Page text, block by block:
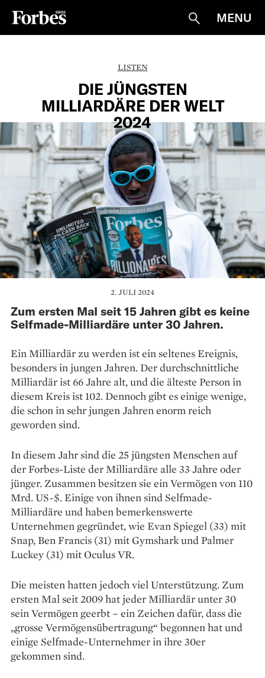
Suche
MENU
LISTEN
DIE JÜNGSTEN
MILLIARDÄRE DER WELT
2024
2. JULI 2024
Zum ersten Mal seit 15 Jahren gibt es keine
Selfmade-Milliardäre unter 30 Jahren.
Ein Milliardär zu werden ist ein seltenes Ereignis,
besonders in jungen Jahren. Der durchschnittliche
Milliardär ist 66 Jahre alt, und die älteste Person in
diesem Kreis ist 102. Dennoch gibt es einige wenige,
die schon in sehr jungen Jahren enorm reich
geworden sind.
In diesem Jahr sind die 25 jüngsten Menschen auf
der Forbes-Liste der Milliardäre alle 33 Jahre oder
jünger. Zusammen besitzen sie ein Vermögen von 110
Mrd. US-$. Einige von ihnen sind Selfmade-
Milliardäre und haben bemerkenswerte
Unternehmen gegründet, wie Evan Spiegel (33) mit
Snap, Ben Francis (31) mit Gymshark und Palmer
Luckey (31) mit Oculus VR.
Die meisten hatten jedoch viel Unterstützung. Zum
ersten Mal seit 2009 hat jeder Milliardär unter 30
sein Vermögen geerbt – ein Zeichen dafür, dass die
„grosse Vermögensübertragung“ begonnen hat und
einige Selfmade-Unternehmer in ihre 30er
gekommen sind.